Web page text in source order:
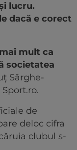
lucru.
dacă e corect
mult ca
societatea
Sârghe-
de
deloc cifra
clubul s-